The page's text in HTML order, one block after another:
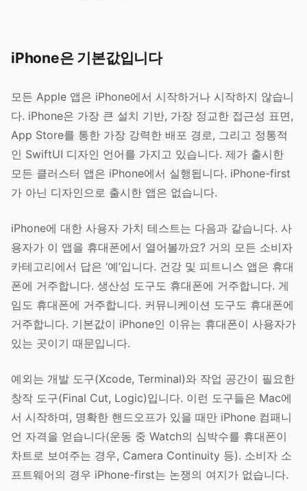
iPhone은 기본값입니다
모든 Apple 앱은 iPhone에서 시작하거나 시작하지 않습니
다. iPhone은 가장 큰 설치 기반, 가장 정교한 접근성 표면,
App Store를 통한 가장 강력한 배포 경로, 그리고 정통적
인 SwiftUI 디자인 언어를 가지고 있습니다. 제가 출시한
모든 클러스터 앱은 iPhone에서 실행됩니다. iPhone-first
가 아닌 디자인으로 출시한 앱은 없습니다.
iPhone에 대한 사용자 가치 테스트는 다음과 같습니다. 사
용자가 이 앱을 휴대폰에서 열어볼까요? 거의 모든 소비자
카테고리에서 답은 ‘예’입니다. 건강 및 피트니스 앱은 휴대
폰에 거주합니다. 생산성 도구도 휴대폰에 거주합니다. 게
임도 휴대폰에 거주합니다. 커뮤니케이션 도구도 휴대폰에
거주합니다. 기본값이 iPhone인 이유는 휴대폰이 사용자가
있는 곳이기 때문입니다.
예외는 개발 도구(Xcode, Terminal)와 작업 공간이 필요한
창작 도구(Final Cut, Logic)입니다. 이런 도구들은 Mac에
서 시작하며, 명확한 핸드오프가 있을 때만 iPhone 컴패니
언 자격을 얻습니다(운동 중 Watch의 심박수를 휴대폰이
차트로 보여주는 경우, Camera Continuity 등). 소비자 소
프트웨어의 경우 iPhone-first는 논쟁의 여지가 없습니다.